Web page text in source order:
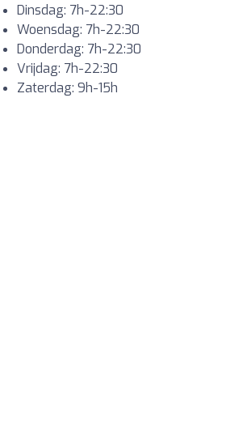
Dinsdag: 7h-22:30
Woensdag: 7h-22:30
Donderdag: 7h-22:30
Vrijdag: 7h-22:30
Zaterdag: 9h-15h